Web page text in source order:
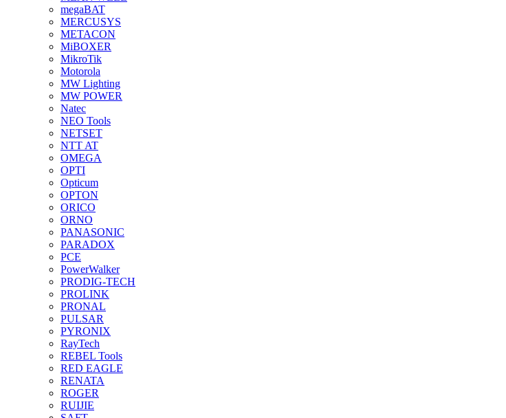
megaBAT
MERCUSYS
METACON
MiBOXER
MikroTik
Motorola
MW Lighting
MW POWER
Natec
NEO Tools
NETSET
NTT AT
OMEGA
OPTI
Opticum
OPTON
ORICO
ORNO
PANASONIC
PARADOX
PCE
PowerWalker
PRODIG-TECH
PROLINK
PRONAL
PULSAR
PYRONIX
RayTech
REBEL Tools
RED EAGLE
RENATA
ROGER
RUIJIE